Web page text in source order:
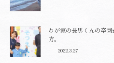
わが家の長男くんの卒
方。
2022.3.27